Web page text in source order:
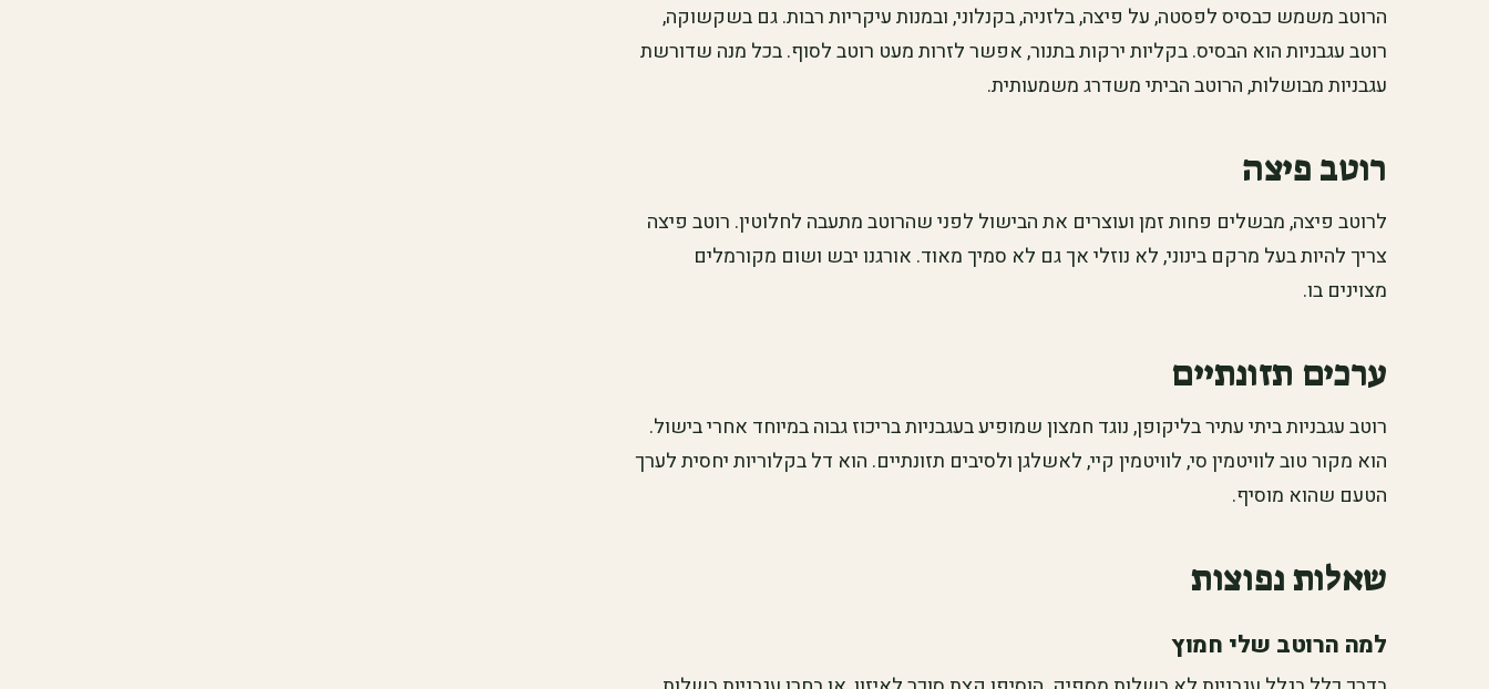
הרוטב משמש כבסיס לפסטה, על פיצה, בלזניה, בקנלוני, ובמנות עיקריות רבות. גם בשקשוקה,
רוטב עגבניות הוא הבסיס. בקליות ירקות בתנור, אפשר לזרות מעט רוטב לסוף. בכל מנה שדורשת
עגבניות מבושלות, הרוטב הביתי משדרג משמעותית.
רוטב פיצה
לרוטב פיצה, מבשלים פחות זמן ועוצרים את הבישול לפני שהרוטב מתעבה לחלוטין. רוטב פיצה
צריך להיות בעל מרקם בינוני, לא נוזלי אך גם לא סמיך מאוד. אורגנו יבש ושום מקורמלים
מצוינים בו.
ערכים תזונתיים
רוטב עגבניות ביתי עתיר בליקופן, נוגד חמצון שמופיע בעגבניות בריכוז גבוה במיוחד אחרי בישול.
הוא מקור טוב לוויטמין סי, לוויטמין קיי, לאשלגן ולסיבים תזונתיים. הוא דל בקלוריות יחסית לערך
הטעם שהוא מוסיף.
שאלות נפוצות
למה הרוטב שלי חמוץ